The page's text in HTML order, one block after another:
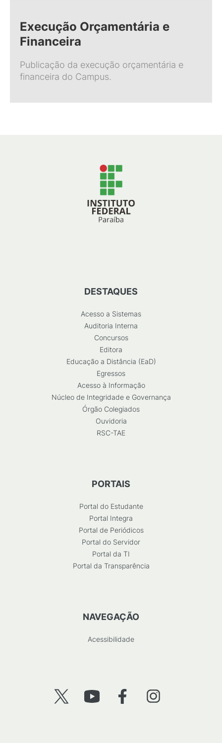
Execução Orçamentária e
Financeira
Publicação da execução orçamentária e
financeira do Campus.
DESTAQUES
Acesso a Sistemas
Auditoria Interna
Concursos
Editora
Educação a Distância (EaD)
Egressos
Acesso à Informação
Núcleo de Integridade e Governança
Órgão Colegiados
Ouvidoria
RSC-TAE
PORTAIS
Portal do Estudante
Portal Integra
Portal de Periódicos
Portal do Servidor
Portal da TI
Portal da Transparência
NAVEGAÇÃO
Acessibilidade